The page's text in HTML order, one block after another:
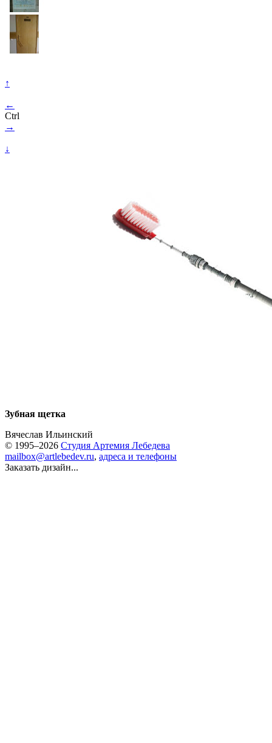
↑
←
Ctrl
→
↓
Зубная щетка
Вячеслав Ильинский
© 1995–2026 Студия Артемия Лебедева
mailbox@artlebedev.ru, адреса и телефоны
Заказать дизайн...